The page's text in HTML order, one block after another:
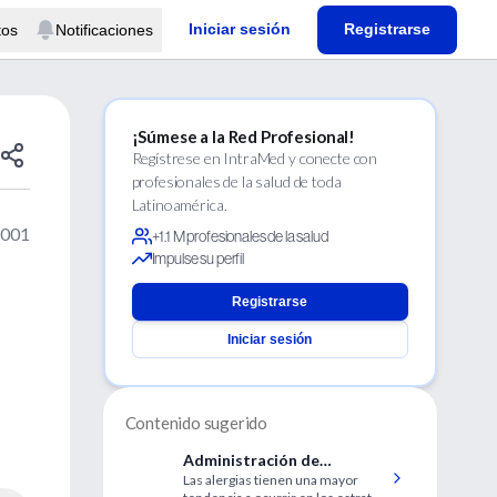
Notificaciones Iniciar sesión Registrarse
¡Súmese a la Red Profesional!
Regístrese en IntraMed y conecte con
profesionales de la salud de toda
Latinoamérica.
+1.1 M profesionales de la salud
Impulse su perfil
Registrarse
Iniciar sesión
Contenido sugerido
Administración de
microorganismos
Las alergias tienen una mayor